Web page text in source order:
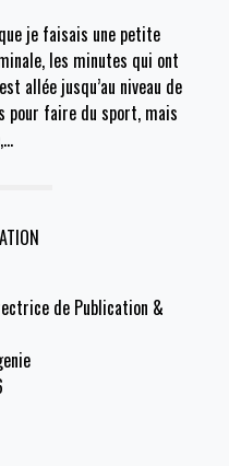
je faisais une petite
les minutes qui ont
allée jusqu’au niveau de
pour faire du sport, mais
…
de Publication &